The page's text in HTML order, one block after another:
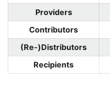
Providers
Contributors
(Re-)Distributors
Recipients